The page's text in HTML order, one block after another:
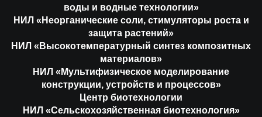
воды и водные технологии»
НИЛ «Неорганические соли, стимуляторы роста и
защита растений»
НИЛ «Высокотемпературный синтез композитных
материалов»
НИЛ «Мультифизическое моделирование
конструкции, устройств и процессов»
Центр биотехнологии
НИЛ «Сельскохозяйственная биотехнология»